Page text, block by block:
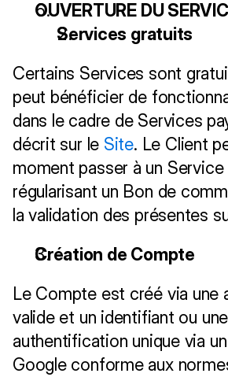
OUVERTURE DU
Services gratuits
Certains Services sont
peut bénéficier de
dans le cadre de Services
décrit sur le Site. Le Client
moment passer à un Service
régularisant un Bon de
la validation des présentes
Création de Compte
Le Compte est créé via une
valide et un identifiant ou une
authentification unique via
Google conforme aux